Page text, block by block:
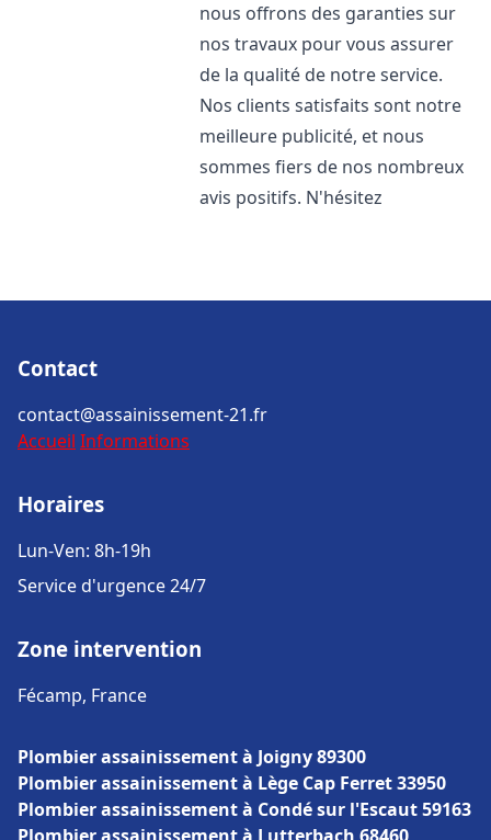
nous offrons des garanties sur
nos travaux pour vous assurer
de la qualité de notre service.
Nos clients satisfaits sont notre
meilleure publicité, et nous
sommes fiers de nos nombreux
avis positifs. N'hésitez
Contact
contact@assainissement-21.fr
Accueil Informations
Horaires
Lun-Ven: 8h-19h
Service d'urgence 24/7
Zone intervention
Fécamp, France
Plombier assainissement à Joigny 89300
Plombier assainissement à Lège Cap Ferret 33950
Plombier assainissement à Condé sur l'Escaut 59163